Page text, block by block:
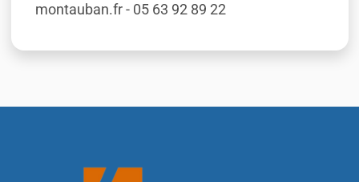
montauban.fr - 05 63 92 89 22